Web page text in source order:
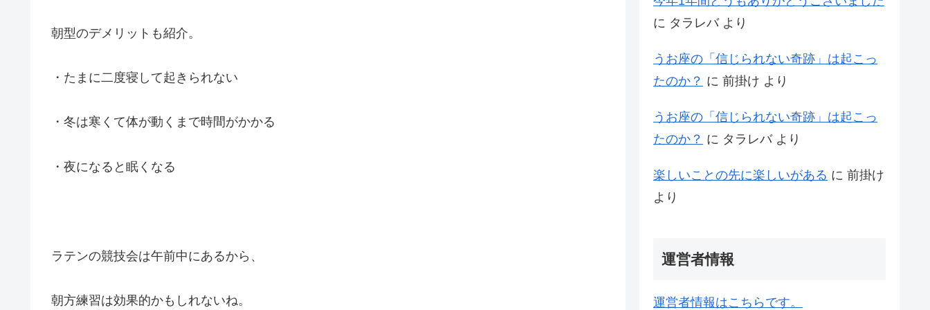
朝型のデメリットも紹介。
・たまに二度寝して起きられない
・冬は寒くて体が動くまで時間がかかる
・夜になると眠くなる
ラテンの競技会は午前中にあるから、
朝方練習は効果的かもしれないね。
に タラレバより
うお座の「信じられない奇跡」は起こっ
たのか？ に 前掛け より
うお座の「信じられない奇跡」は起こっ
たのか？ に タラレバより
楽しいことの先に楽しいがある に 前掛け
より
運営者情報
運営者情報はこちらです。